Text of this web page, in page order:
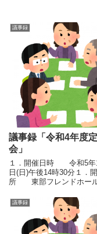
議事録
議事録「令和4年度
会」
１．開催日時 令和5年
日(日)午後14時30分１．
所 東部フレンドホー
員 21名 出席した運営
16名 （委任状2名を含む
長、議事録署名人選定
等 理事長挨
議事録